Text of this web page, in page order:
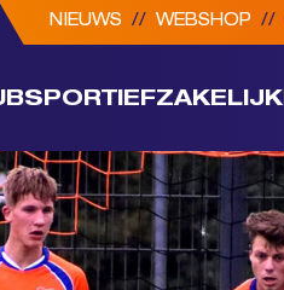
NIEUWS // WEBSHOP //
SPORTIEFZAKELIJK